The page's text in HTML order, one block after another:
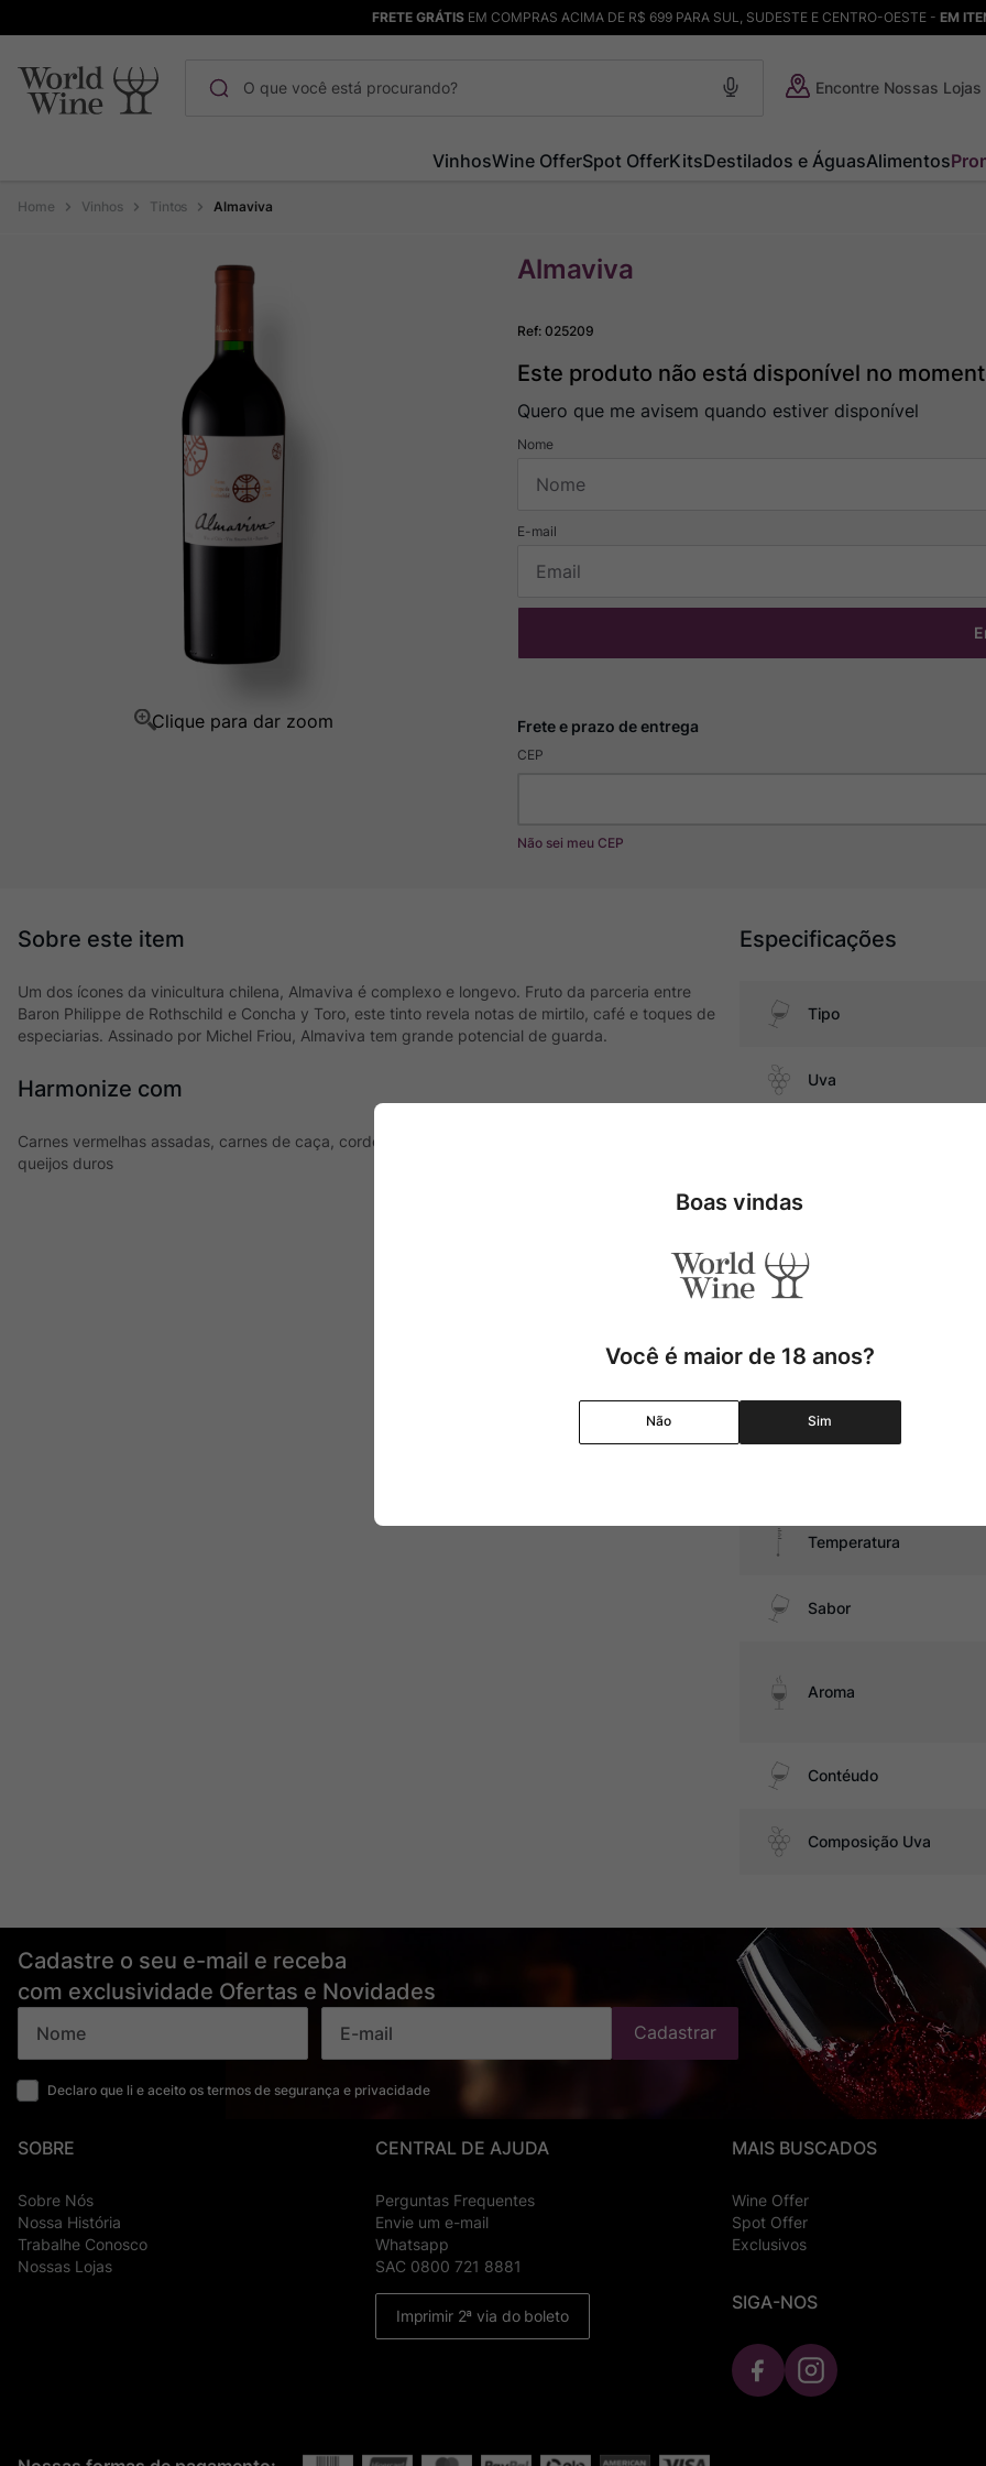
FRETE GRÁTISEM COMPRAS ACIMA DE R$ 699 PARA SUL, SUDESTE E CENTRO-OESTE - EM
Encontre Nossas Lojas
VinhosWine OfferSpot OfferKitsDestilados e ÁguasAlimentos
Vinhos Tintos Almaviva
Almaviva
Ref:025209
Este produto não está disponível no
Quero que me avisem quando estiver disponível
CEP
Não sei meu CEP
Um dos ícones da vinicultura chilena, Almaviva é complexo e longevo. Fruto da parceria entre
Baron Philippe de Rothschild e Concha y Toro, este tinto revela notas de mirtilo, café e toques de
especiarias. Assinado por Michel Friou, Almaviva tem grande potencial de guarda.
Harmonize com
Carnes vermelhas assadas, carnes de caça, cordeiro assado, massas com ragu de carne e
queijos duros
Especificações
Tipo
Uva
Temperatura
Sabor
Aroma
Contéudo
Composição Uva
Cadastre o seu e-mail e receba
com exclusividade Ofertas e Novidades
Declaro que li e aceito os termos de segurança e privacidade
Cadastrar
SOBRE
Sobre Nós
Nossa História
Trabalhe Conosco
Nossas Lojas
CENTRAL DE AJUDA
Perguntas Frequentes
Envie um e-mail
Whatsapp
SAC 0800 721 8881
Imprimir 2ª via do boleto
MAIS BUSCADOS
Wine Offer
Spot Offer
Exclusivos
SIGA-NOS
1º Maçanita
Bodega Garzon
Champagne
Ver Sacrum
Boas vindas
Você é maior de 18 anos?
Não Sim